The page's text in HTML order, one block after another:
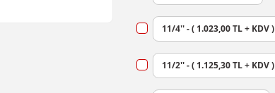
11/4'' - ( 1.023,00 TL + KDV )
11/2'' - ( 1.125,30 TL + KDV )